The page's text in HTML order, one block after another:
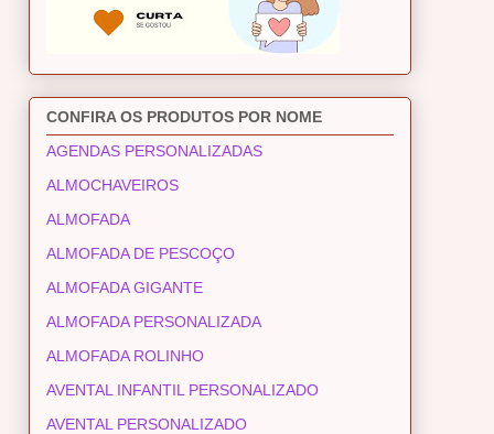
CONFIRA OS PRODUTOS POR NOME
AGENDAS PERSONALIZADAS
ALMOCHAVEIROS
ALMOFADA
ALMOFADA DE PESCOÇO
ALMOFADA GIGANTE
ALMOFADA PERSONALIZADA
ALMOFADA ROLINHO
AVENTAL INFANTIL PERSONALIZADO
AVENTAL PERSONALIZADO